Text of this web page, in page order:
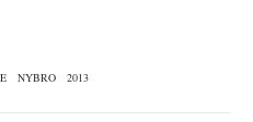
NYBRO 2013